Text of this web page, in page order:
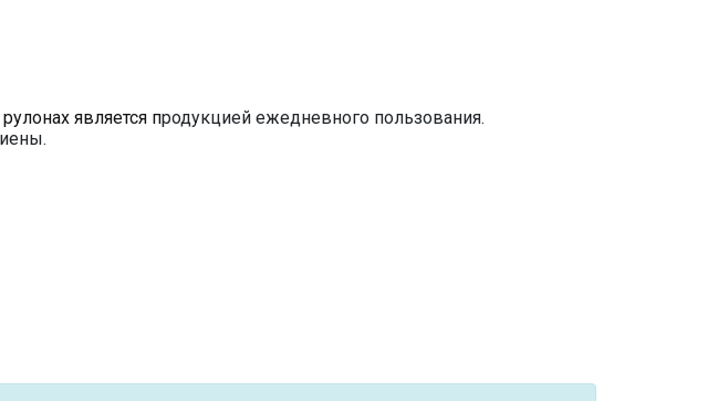
является продукцией ежедневного пользования.